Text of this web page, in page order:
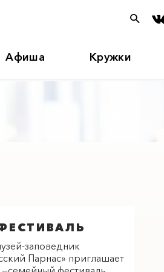
Афиша Кружки
заповедник
Парнас» приглашает